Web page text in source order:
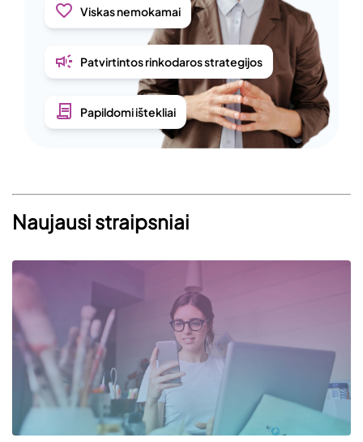
Viskas nemokamai
Patvirtintos rinkodaros strategijos
Papildomi ištekliai
Naujausi straipsniai